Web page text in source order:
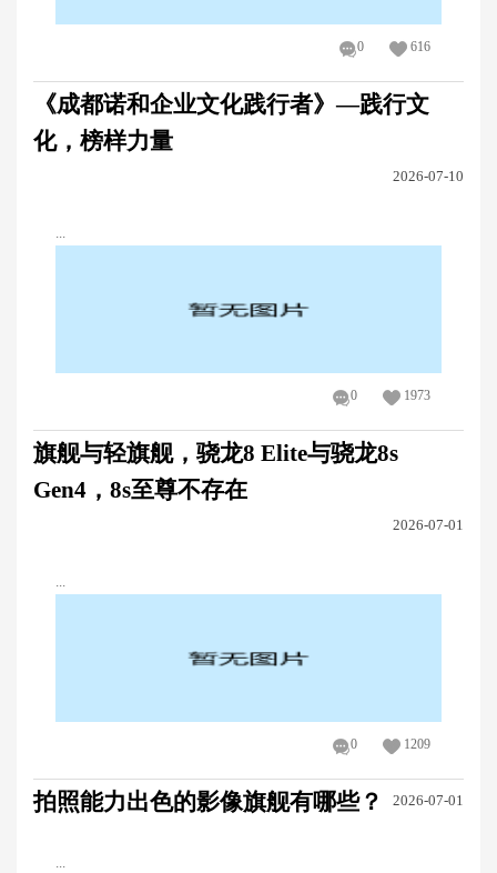
0 616
《成都诺和企业文化践行者》—践行文
化，榜样力量
2026-07-10
...
0 1973
旗舰与轻旗舰，骁龙8 Elite与骁龙8s
Gen4，8s至尊不存在
2026-07-01
...
0 1209
拍照能力出色的影像旗舰有哪些？ 2026-07-01
...